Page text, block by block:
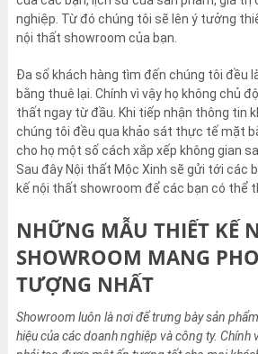
nghiệp. Từ đó chúng tôi sẽ lên ý tưởng
nội thất showroom của bạn.
Đa số khách hàng tìm đến chúng tôi đều
bằng thuê lại. Chính vì vậy họ không chủ
thất ngay từ đầu. Khi tiếp nhận thông tin
chúng tôi đều qua khảo sát thực tế mặt
cho họ một số cách xắp xếp không gian
Sau đây Nội thất Mộc Xinh sẽ gửi tới các
kế nội thất showroom để các bạn có thể
NHỮNG MẪU THIẾT KẾ
SHOWROOM MANG
TƯỢNG NHẤT
Showroom luôn là nơi để trưng bày sản
hiệu của các doanh nghiệp và công ty. Chính